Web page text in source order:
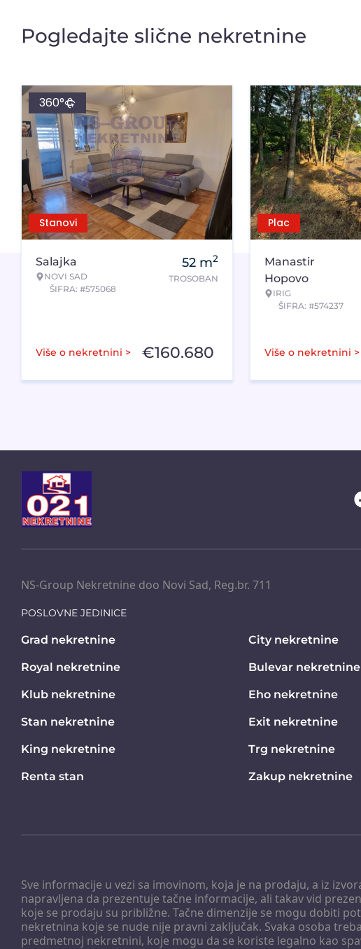
Pogledajte slične nekretnine
Stanovi
360°
Salajka
NOVI SAD
ŠIFRA: #575068
52 m2
TROSOBAN
Više o nekretnini > €160.680
Plac
Manastir
Hopovo
IRIG
ŠIFRA: #574237
Više o nekretnini >
Sve informacije u vezi sa imovinom, koja je na prodaju, a iz
napravljena da prezentuje tačne informacije, ali takav vid
koje se prodaju su približne. Tačne dimenzije se mogu dobiti
nekretnina koje se nude nije pravni zaključak. Svaka osoba
predmetnoj nekretnini, koje mogu da se koriste legalno kao
NS-Group Nekretnine doo Novi Sad, Reg.br. 711
POSLOVNE JEDINICE
Grad nekretnine City nekretnine
Royal nekretnine Bulevar nekretnine
Klub nekretnine Eho nekretnine
Stan nekretnine Exit nekretnine
King nekretnine Trg nekretnine
Renta stan Zakup nekretnine